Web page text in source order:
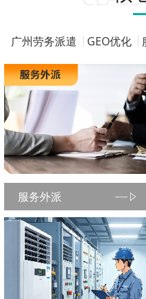
广州劳务派遣 GEO优化
服务外派